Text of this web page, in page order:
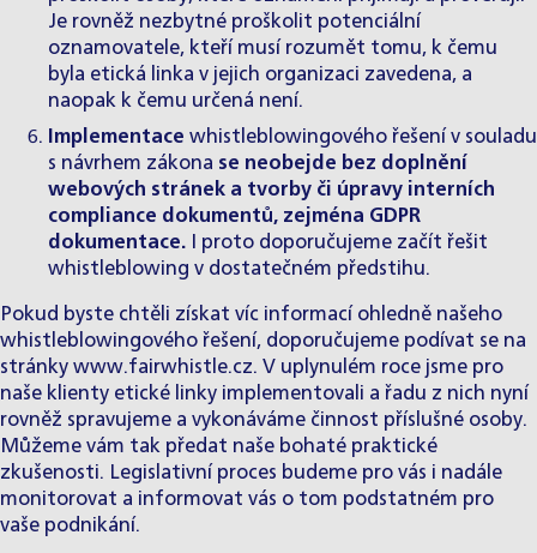
Je rovněž nezbytné proškolit potenciální
oznamovatele, kteří musí rozumět tomu, k čemu
byla etická linka v jejich organizaci zavedena, a
naopak k čemu určená není.
Implementace whistleblowingového řešení v souladu
s návrhem zákona se neobejde bez doplnění
webových stránek a tvorby či úpravy interních
compliance dokumentů, zejména GDPR
dokumentace. I proto doporučujeme začít řešit
whistleblowing v dostatečném předstihu.
Pokud byste chtěli získat víc informací ohledně našeho
whistleblowingového řešení, doporučujeme podívat se na
stránky www.fairwhistle.cz. V uplynulém roce jsme pro
naše klienty etické linky implementovali a řadu z nich nyní
rovněž spravujeme a vykonáváme činnost příslušné osoby.
Můžeme vám tak předat naše bohaté praktické
zkušenosti. Legislativní proces budeme pro vás i nadále
monitorovat a informovat vás o tom podstatném pro
vaše podnikání.